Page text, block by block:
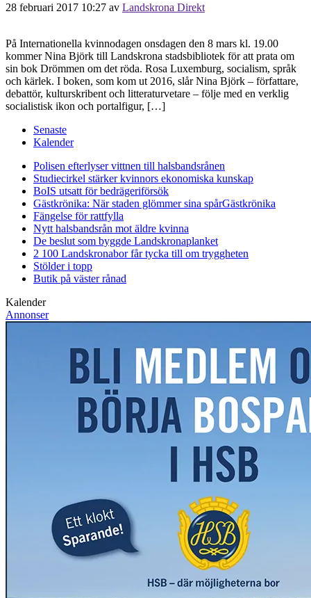
28 februari 2017 10:27 av Landskrona Direkt
På Internationella kvinnodagen onsdagen den 8 mars kl. 19.00
kommer Nina Björk till Landskrona stadsbibliotek för att prata om
sin bok Drömmen om det röda. Rosa Luxemburg, socialism, språk
och kärlek. I boken, som kom ut 2016, slår Nina Björk – författare,
debattör, kulturskribent och litteraturvetare – följe med en verklig
socialistisk ikon och portalfigur, […]
Senaste
Kalender
Polisen efterlyser vittnen till halsbandsrånen
Studiecirkel stärker kvinnors ekonomiska kunskap
BoIS utsatt för bedrägeriförsök
Gästkrönika: När staden glömmer sina spårGästkrönika
Fängelse för rattfylla
Nytt halsbandsrån mot äldre kvinna
De beslut som byggde Landskronaplanket
2 100 Landskronabor får tycka till om tryggheten
Stölder i topp
Butik på väster rånad
Kalender
Annonser